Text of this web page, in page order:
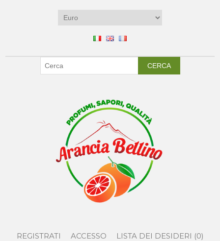
CERCA
REGISTRATI ACCESSO LISTA DEI DESIDERI (0)